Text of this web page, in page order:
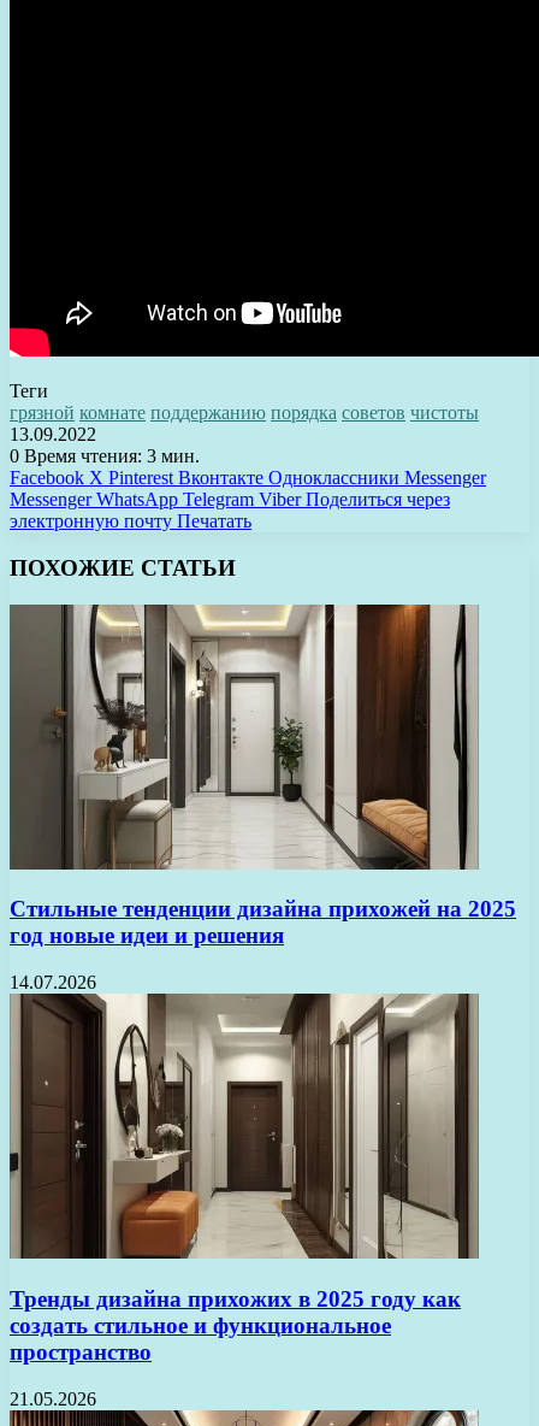
Теги
грязной комнате поддержанию порядка советов чистоты
13.09.2022
0 Время чтения: 3 мин.
Facebook X Pinterest Вконтакте Одноклассники Messenger
Messenger WhatsApp Telegram Viber Поделиться через
электронную почту Печатать
ПОХОЖИЕ СТАТЬИ
Стильные тенденции дизайна прихожей на 2025
год новые идеи и решения
14.07.2026
Тренды дизайна прихожих в 2025 году как
создать стильное и функциональное
пространство
21.05.2026